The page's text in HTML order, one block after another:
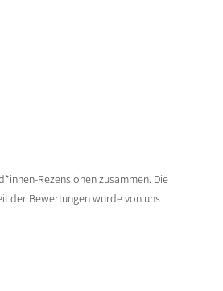
Rezensionen zusammen. Die
der Bewertungen wurde von uns